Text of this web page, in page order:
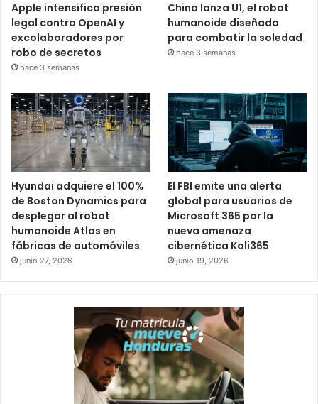
Apple intensifica presión
legal contra OpenAI y
excolaboradores por
robo de secretos
hace 3 semanas
China lanza U1, el robot
humanoide diseñado
para combatir la soledad
hace 3 semanas
Hyundai adquiere el 100%
de Boston Dynamics para
desplegar al robot
humanoide Atlas en
fábricas de automóviles
junio 27, 2026
El FBI emite una alerta
global para usuarios de
Microsoft 365 por la
nueva amenaza
cibernética Kali365
junio 19, 2026